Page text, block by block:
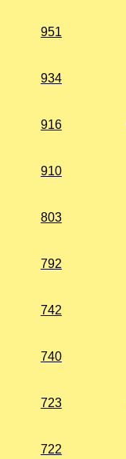
951
934
916
910
803
792
742
740
723
722